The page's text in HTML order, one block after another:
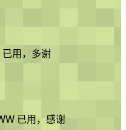
用，多谢
已用，感谢